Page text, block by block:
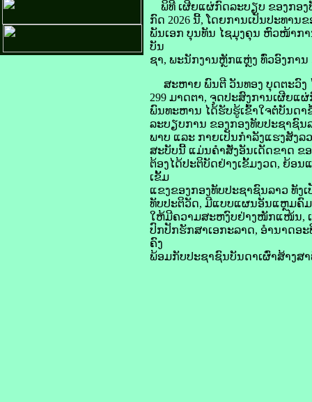
ພິທີ ເຜີຍແຜ່ກົດລະບຽບ ຂອງກອ
ກົດ 2026 ນີ້, ໂດຍການເປັນປະທາ
ພັນເອກ ບຸນທັນ ໄຊມຸງຄຸນ ຫົວໜ້າກ
ບັນ
ຊາ, ພະນັກງານຫຼັກແຫຼ່ງ ທົ່ວອົງການ
ສະຫາຍ ພົນຕີ ວັນທອງ ບຸດຕະວົງ
299 ມາດຕາ, ຈຸດປະສົງການເຜີຍ
ພົນທະຫານ ໄດ້ຮັບຮູ້ເຂົ້າໃຈຕໍ່ບັນດ
ລະບຽບການ ຂອງກອງທັບປະຊາຊົນ
ພາບ ແລະ ກາຍເປັນກຳລັງແຮງສັງ
ສະບັບນີ້ ແມ່ນຄໍາສັ່ງອັນເດັດຂາດ ຂ
ຕ້ອງໄດ້ປະຕິບັດຢ່າງເຂັ້ມງວດ, ຍ້ອ
ເຂັ້ມ
ແຂງຂອງກອງທັບປະຊາຊົນລາວ ທັ
ທັບປະຕິວັດ, ມີແບບແຜນອັນແຫຼມຄົ
ໃຫ້ມີຄວາມສະຫງົບຢ່າງໜັກແໜ້ນ,
ປົກປັກຮັກສາເອກະລາດ, ອໍານາດ
ຄົງ
ພ້ອມກັບປະຊາຊົນບັນດາເຜົ່າສ້າງສ